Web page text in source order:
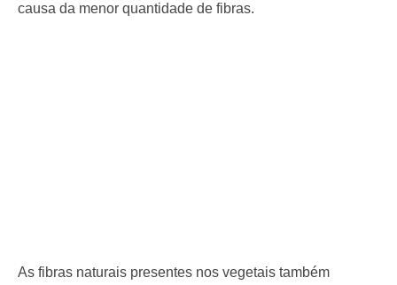
causa da menor quantidade de fibras.
As fibras naturais presentes nos vegetais também